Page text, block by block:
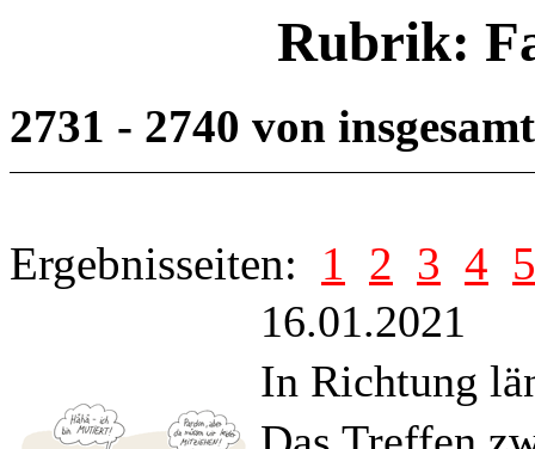
Rubrik:
2731 - 2740 von
Ergebnisseiten: 1 2 3 4 5
16.01.2021
In Richtung